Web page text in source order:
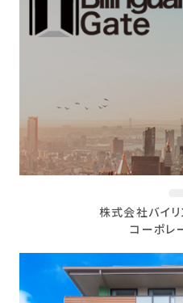
株式会社バイ
コーポレ